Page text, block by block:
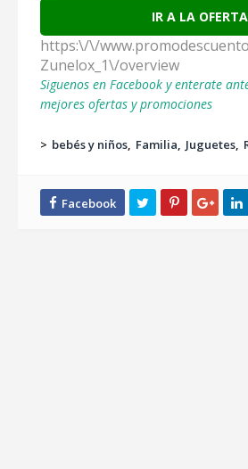
IR A LA OFERTA
https:\/\/
Zunelox_1\/overview
Siguenos en Facebook y enterate
mejores ofertas y promociones
> bebés y niños Familia Juguetes